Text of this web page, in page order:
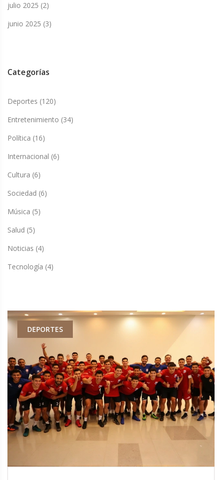
julio 2025 (2)
junio 2025 (3)
Categorías
Deportes (120)
Entretenimiento (34)
Política (16)
Internacional (6)
Cultura (6)
Sociedad (6)
Música (5)
Salud (5)
Noticias (4)
Tecnología (4)
DEPORTES